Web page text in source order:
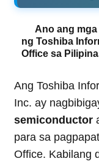
Ano ang
ng Toshiba
Office sa
Ang Toshiba
Inc. ay
semiconductor
para sa
Office. Kabilang